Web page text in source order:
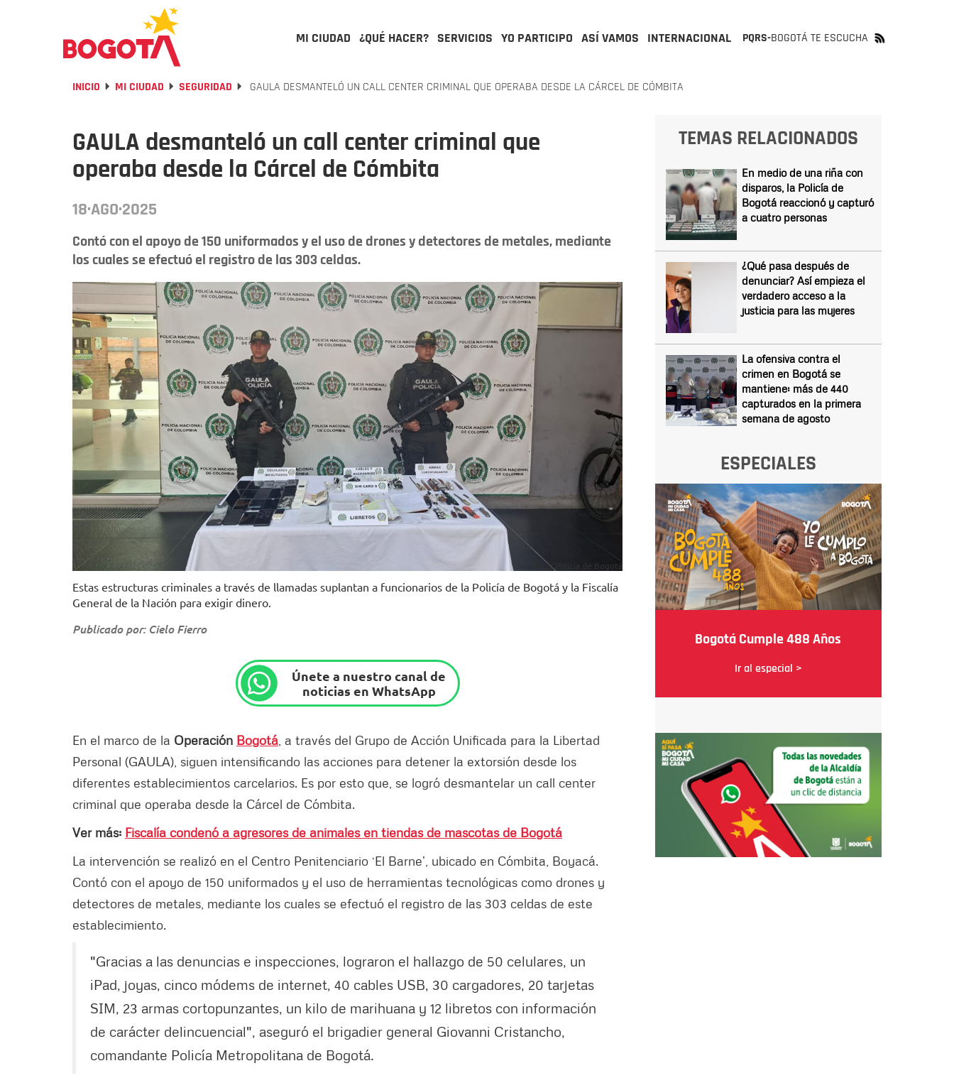
MI CIUDAD ¿QUÉ HACER? SERVICIOS YO PARTICIPO ASÍ VAMOS INTERNACIONAL PQRS-BOGOTÁ TE ESCUCHA
INICIO MI CIUDAD SEGURIDAD GAULA DESMANTELÓ UN CALL CENTER CRIMINAL QUE OPERABA DESDE LA CÁRCEL DE CÓMBITA
GAULA desmanteló un call center criminal que
operaba desde la Cárcel de Cómbita
18·AGO·2025
Contó con el apoyo de 150 uniformados y el uso de drones y detectores de metales, mediante
los cuales se efectuó el registro de las 303 celdas.
Foto: Policía de Bogotá
Estas estructuras criminales a través de llamadas suplantan a funcionarios de la Policía de Bogotá y la Fiscalía
General de la Nación para exigir dinero.
Publicado por: Cielo Fierro
Únete a nuestro canal de
noticias en WhatsApp
En el marco de la Operación Bogotá , a través del Grupo de Acción Unificada para la Libertad
Personal (GAULA), siguen intensificando las acciones para detener la extorsión desde los
diferentes establecimientos carcelarios. Es por esto que, se logró desmantelar un call center
criminal que operaba desde la Cárcel de Cómbita.
Ver más: Fiscalía condenó a agresores de animales en tiendas de mascotas de Bogotá
La intervención se realizó en el Centro Penitenciario ‘El Barne’, ubicado en Cómbita, Boyacá.
Contó con el apoyo de 150 uniformados y el uso de herramientas tecnológicas como drones y
detectores de metales, mediante los cuales se efectuó el registro de las 303 celdas de este
establecimiento.
"Gracias a las denuncias e inspecciones, lograron el hallazgo de 50 celulares, un
iPad, joyas, cinco módems de internet, 40 cables USB, 30 cargadores, 20 tarjetas
SIM, 23 armas cortopunzantes, un kilo de marihuana y 12 libretos con información
de carácter delincuencial", aseguró el brigadier general Giovanni Cristancho,
comandante Policía Metropolitana de Bogotá.
TEMAS RELACIONADOS
En medio de una riña con
disparos, la Policía de
Bogotá reaccionó y capturó
a cuatro personas
¿Qué pasa después de
denunciar? Así empieza el
verdadero acceso a la
justicia para las mujeres
La ofensiva contra el
crimen en Bogotá se
mantiene: más de 440
capturados en la primera
semana de agosto
ESPECIALES
Bogotá Cumple 488 Años
Ir al especial >